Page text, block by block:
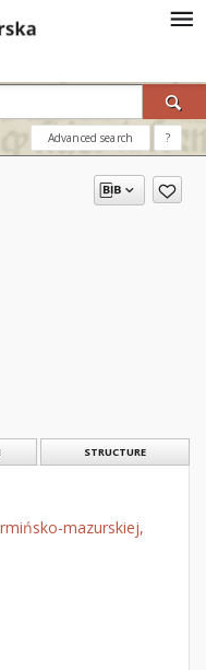
Advanced search ?
STRUCTURE
mazurskiej,